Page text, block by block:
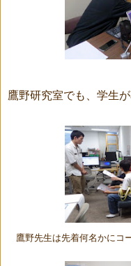
鷹野研究室でも、学生
鷹野先生は先着何名かにコ